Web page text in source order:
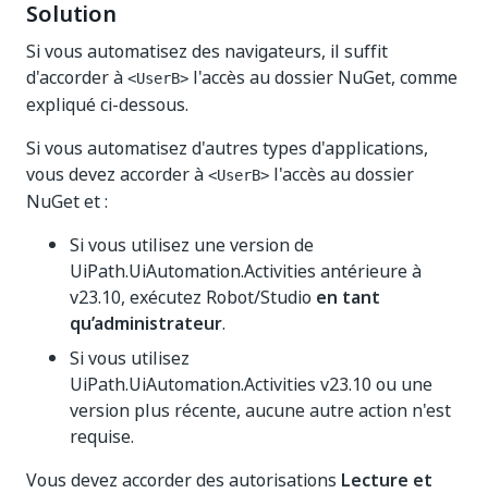
Solution
Si vous automatisez des navigateurs, il suffit
d'accorder à <UserB> l'accès au dossier NuGet, comme
expliqué ci-dessous.
Si vous automatisez d'autres types d'applications,
vous devez accorder à <UserB> l'accès au dossier
NuGet et :
Si vous utilisez une version de
UiPath.UiAutomation.Activities antérieure à
v23.10, exécutez Robot/Studio en tant
qu’administrateur.
Si vous utilisez
UiPath.UiAutomation.Activities v23.10 ou une
version plus récente, aucune autre action n'est
requise.
Vous devez accorder des autorisations Lecture et